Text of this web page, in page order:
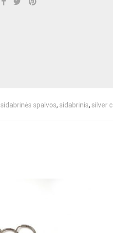
sidabrinės spalvos, sidabrinis, silver